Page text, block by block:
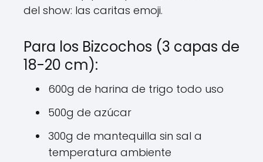
del show: las caritas emoji.
Para los Bizcochos (3 capas de
18-20 cm):
600g de harina de trigo todo uso
500g de azúcar
300g de mantequilla sin sal a
temperatura ambiente